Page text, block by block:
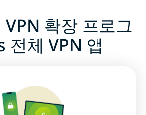
확장 프로그
전체 VPN 앱